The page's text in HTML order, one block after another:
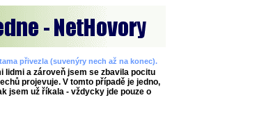
přivezla (suvenýry nech až na konec).
lidmi a zároveň jsem se zbavila pocitu
projevuje. V tomto případě je jedno,
jsem už říkala - vždycky jde pouze o